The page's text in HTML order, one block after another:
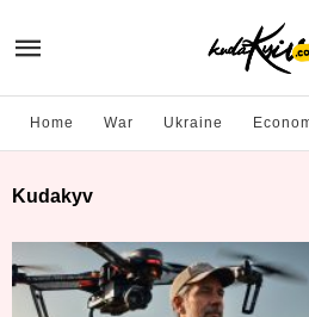
Home War Ukraine
Kudakyv